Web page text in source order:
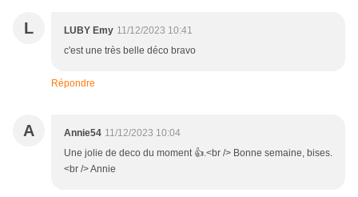
L LUBY Emy 11/12/2023 10:41
c'est une très belle déco bravo
Répondre
A Annie54 11/12/2023 10:04
Une jolie de deco du moment 👍.<br /> Bonne semaine, bises.
<br /> Annie